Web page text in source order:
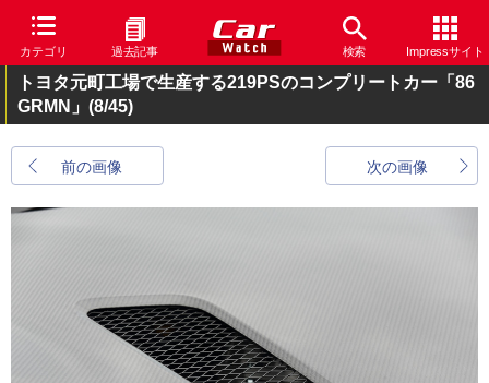
カテゴリ 過去記事 検索 Impressサイト
トヨタ元町工場で生産する219PSのコンプリートカー「86
GRMN」 (8/45)
前の画像 次の画像